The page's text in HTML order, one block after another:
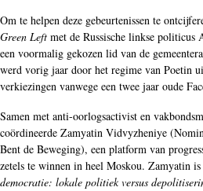
Om te helpen deze gebeurtenissen te
Green Left met de Russische linkse
een voormalig gekozen lid van de
werd vorig jaar door het regime van Poetin
verkiezingen vanwege een twee jaar oude
Samen met anti-oorlogsactivist en
coördineerde Zamyatin Vidvyzheniye
Bent de Beweging), een platform van
zetels te winnen in heel Moskou. Zamyatin
democratie: lokale politiek versus